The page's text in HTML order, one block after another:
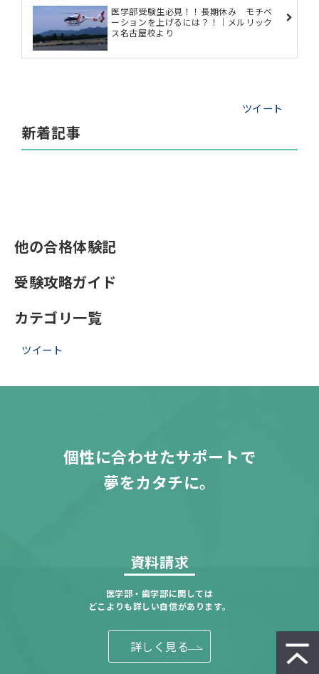
医学部受験生必見！！長期休み モチベ
ーションを上げるには？！｜メルリック
ス名古屋校より
ツイート
新着記事
他の合格体験記
受験攻略ガイド
カテゴリ一覧
ツイート
個性に合わせたサポートで
夢をカタチに。
資料請求
医学部・歯学部に関しては
どこよりも詳しい自信があります。
詳しく見る